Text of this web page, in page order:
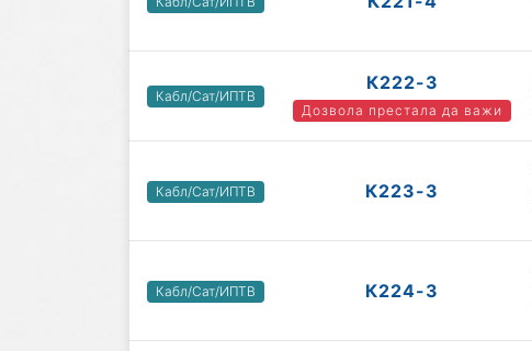
Кабл/Сат/ИПТВ
К222-3
Дозвола престала да важи
Кабл/Сат/ИПТВ К223-3
Кабл/Сат/ИПТВ К224-3